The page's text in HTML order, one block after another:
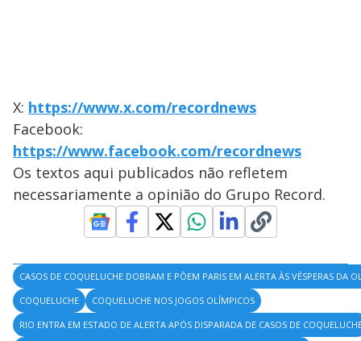
X: https://www.x.com/recordnews
Facebook:
https://www.facebook.com/recordnews
Os textos aqui publicados não refletem
necessariamente a opinião do Grupo Record.
CASOS DE COQUELUCHE DOBRAM E PÕEM PARIS EM ALERTA ÀS VÉSPERAS DA
COQUELUCHE
COQUELUCHE NOS JOGOS OLÍMPICOS
RIO ENTRA EM ESTADO DE ALERTA APÓS DISPARADA DE CASOS DE